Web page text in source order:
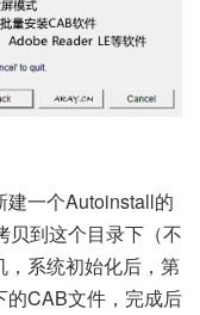
建一个Autoinstall的
贝到这个目录下（不
系统初始化后，第
的CAB文件，完成后